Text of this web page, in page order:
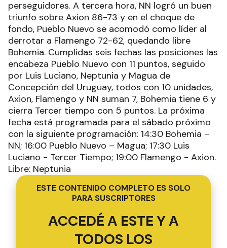
perseguidores. A tercera hora, NN logró un buen
triunfo sobre Axion 86-73 y en el choque de
fondo, Pueblo Nuevo se acomodó como líder al
derrotar a Flamengo 72-62, quedando libre
Bohemia. Cumplidas seis fechas las posiciones las
encabeza Pueblo Nuevo con 11 puntos, seguido
por Luis Luciano, Neptunia y Magua de
Concepción del Uruguay, todos con 10 unidades,
Axion, Flamengo y NN suman 7, Bohemia tiene 6 y
cierra Tercer tiempo con 5 puntos. La próxima
fecha está programada para el sábado próximo
con la siguiente programación: 14:30 Bohemia –
NN; 16:00 Pueblo Nuevo – Magua; 17:30 Luis
Luciano - Tercer Tiempo; 19:00 Flamengo - Axion.
Libre: Neptunia
ESTE CONTENIDO COMPLETO ES SOLO
PARA SUSCRIPTORES
ACCEDÉ A ESTE Y A
TODOS LOS